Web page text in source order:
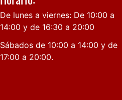
De lunes a viernes: De 10:00 a
14:00 y de 16:30 a 20:00
Sábados de 10:00 a 14:00 y de
17:00 a 20:00.